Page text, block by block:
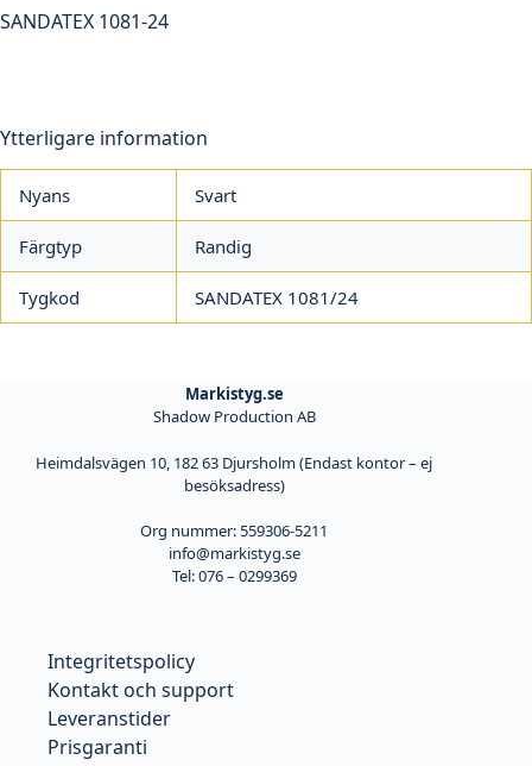
SANDATEX 1081-24
Ytterligare information
Nyans Svart
Färgtyp Randig
Tygkod SANDATEX 1081/24
Markistyg.se
Shadow Production AB
Heimdalsvägen 10, 182 63 Djursholm (Endast kontor – ej
besöksadress)
Org nummer: 559306-5211
info@markistyg.se
Tel: 076 – 0299369
Integritetspolicy
Kontakt och support
Leveranstider
Prisgaranti